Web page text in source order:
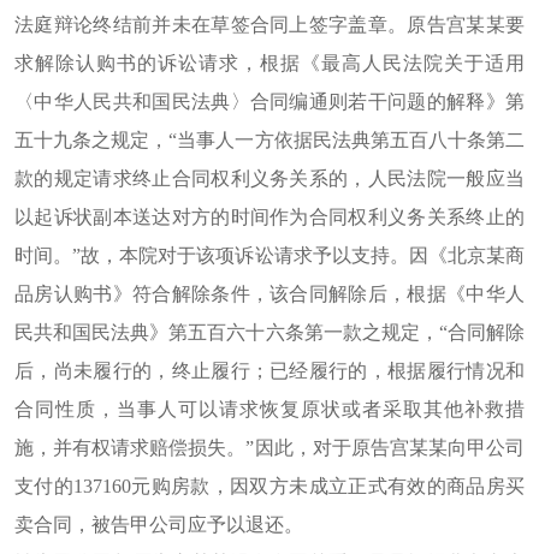
法庭辩论终结前并未在草签合同上签字盖章。原告宫某某要
求解除认购书的诉讼请求，根据《最高人民法院关于适用
〈中华人民共和国民法典〉合同编通则若干问题的解释》第
五十九条之规定，“当事人一方依据民法典第五百八十条第二
款的规定请求终止合同权利义务关系的，人民法院一般应当
以起诉状副本送达对方的时间作为合同权利义务关系终止的
时间。”故，本院对于该项诉讼请求予以支持。因《北京某商
品房认购书》符合解除条件，该合同解除后，根据《中华人
民共和国民法典》第五百六十六条第一款之规定，“合同解除
后，尚未履行的，终止履行；已经履行的，根据履行情况和
合同性质，当事人可以请求恢复原状或者采取其他补救措
施，并有权请求赔偿损失。”因此，对于原告宫某某向甲公司
支付的137160元购房款，因双方未成立正式有效的商品房买
卖合同，被告甲公司应予以退还。